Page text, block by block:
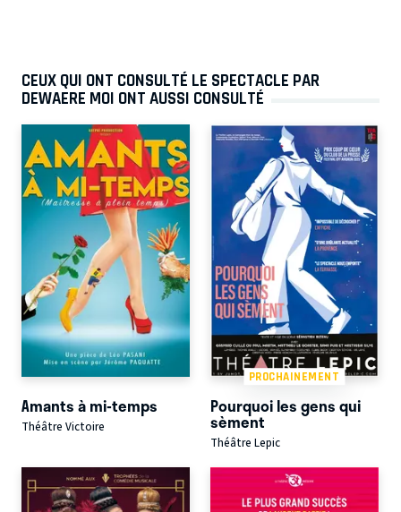
CEUX QUI ONT CONSULTÉ LE SPECTACLE PAR
DEWAERE MOI ONT AUSSI CONSULTÉ
Amants à mi-temps
Théâtre Victoire
PROCHAINEMENT
Pourquoi les gens qui
sèment
Théâtre Lepic